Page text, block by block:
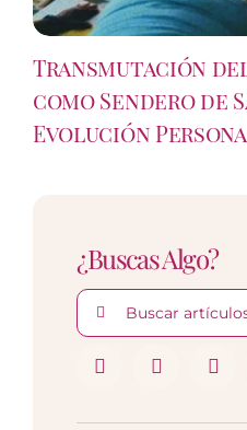
Transmutación
como Sendero de
Evolución
¿Buscas Algo?
Buscar: